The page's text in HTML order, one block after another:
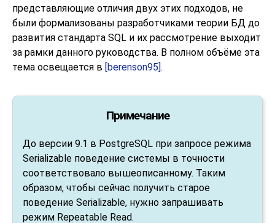
представляющие отличия двух этих подходов, не
были формализованы разработчиками теории БД до
развития стандарта SQL и их рассмотрение выходит
за рамки данного руководства. В полном объёме эта
тема освещается в [berenson95].
Примечание
До версии 9.1 в PostgreSQL при запросе режима
Serializable поведение системы в точности
соответствовало вышеописанному. Таким
образом, чтобы сейчас получить старое
поведение Serializable, нужно запрашивать
режим Repeatable Read.